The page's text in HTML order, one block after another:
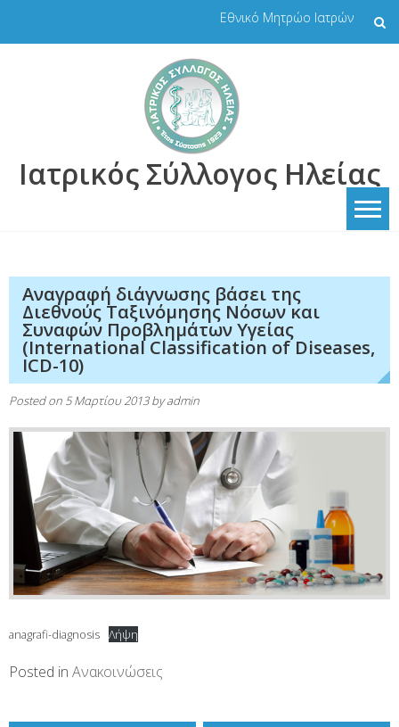
Εθνικό Μητρώο Ιατρών
Ιατρικός Σύλλογος Ηλείας
Αναγραφή διάγνωσης βάσει της
Διεθνούς Ταξινόμησης Νόσων και
Συναφών Προβλημάτων Υγείας
(International Classification of Diseases,
ICD-10)
Posted on 5 Μαρτίου 2013byadmin
anagrafi-diagnosis Λήψη
Posted in Ανακοινώσεις
Πλοήγηση